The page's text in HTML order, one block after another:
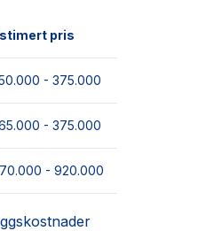
pris
- 375.000
- 375.000
- 920.000